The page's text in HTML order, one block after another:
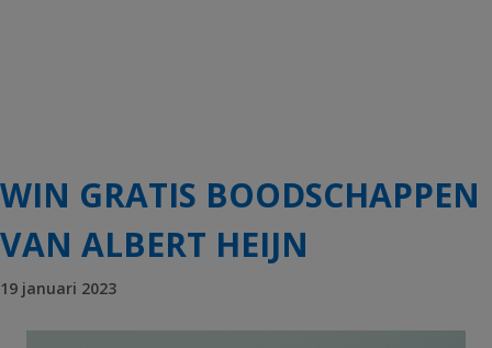
WIN GRATIS BOODSCHAPPEN
VAN ALBERT HEIJN
19 januari 2023